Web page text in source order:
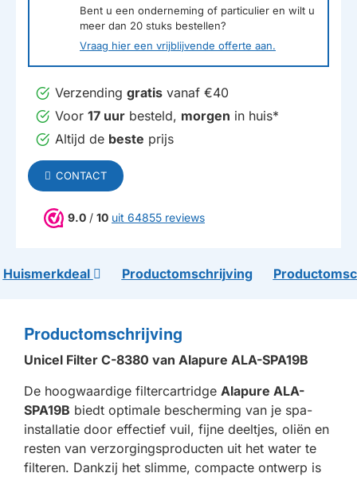
Bent u een onderneming of particulier en wilt u
meer dan 20 stuks bestellen?
Vraag hier een vrijblijvende offerte aan.
Verzending gratis vanaf €40
Voor 17 uur besteld, morgen in huis*
Altijd de beste prijs
CONTACT
9.0 / 10 uit 64855 reviews
Huismerkdeal Productomschrijving
Productomschrijving
Unicel Filter C-8380 van Alapure ALA-SPA19B
De hoogwaardige filtercartridge Alapure ALA-
SPA19B biedt optimale bescherming van je spa-
installatie door effectief vuil, fijne deeltjes, oliën en
resten van verzorgingsproducten uit het water te
filteren. Dankzij het slimme, compacte ontwerp is